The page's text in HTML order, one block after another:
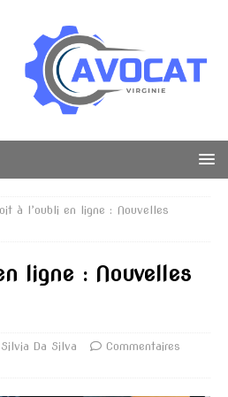
à l’oubli en ligne : Nouvelles
ligne : Nouvelles
Silvia Da Silva
Commentaires